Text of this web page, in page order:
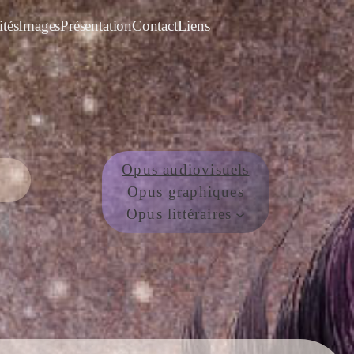
ImagesPrésentationContactLiens
Opus audiovisuels
Opus graphiques
Opus littéraires